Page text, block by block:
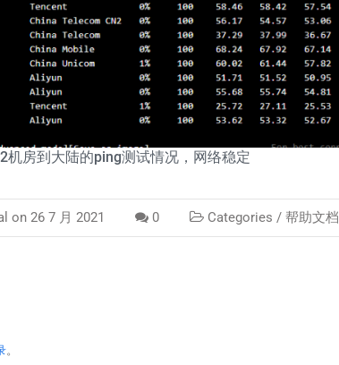
机房到大陆的ping测试情况，网络稳定
on 26 7 月 2021 0 Categories / 帮助文档
。